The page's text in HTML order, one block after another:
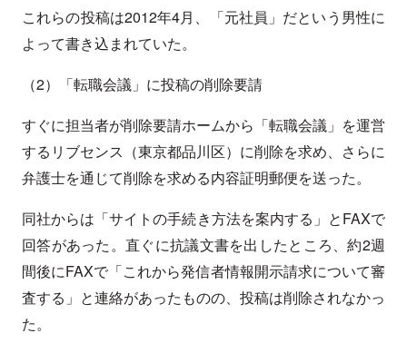
これらの投稿は2012年4月、「元社員」だという男性に
よって書き込まれていた。
（2）「転職会議」に投稿の削除要請
すぐに担当者が削除要請ホームから「転職会議」を運営
するリブセンス（東京都品川区）に削除を求め、さらに
弁護士を通じて削除を求める内容証明郵便を送った。
同社からは「サイトの手続き方法を案内する」とFAXで
回答があった。直ぐに抗議文書を出したところ、約2週
間後にFAXで「これから発信者情報開示請求について審
査する」と連絡があったものの、投稿は削除されなかっ
た。